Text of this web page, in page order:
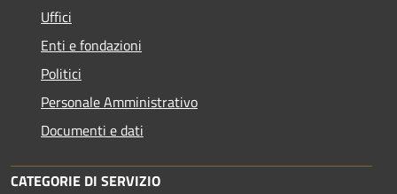
Uffici
Enti e fondazioni
Politici
Personale Amministrativo
Documenti e dati
CATEGORIE DI SERVIZIO